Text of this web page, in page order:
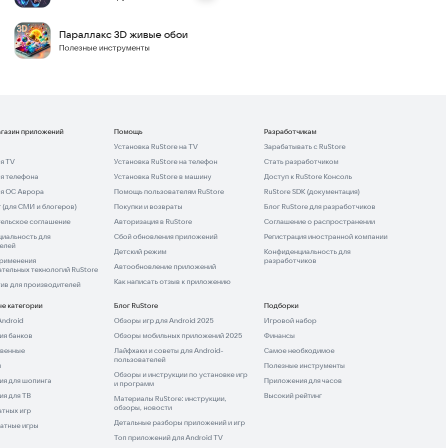
Параллакс 3D живые обои
Полезные инструменты
приложений
TV
телефона
ОС Аврора
(для СМИ и блогеров)
соглашение
для
технологий RuStore
для производителей
Помощь
Установка RuStore на TV
Установка RuStore на телефон
Установка RuStore в машину
Помощь пользователям RuStore
Покупки и возвраты
Авторизация в RuStore
Сбой обновления приложений
Детский режим
Автообновление приложений
Как написать отзыв к приложению
Разработчикам
Зарабатывать с RuStore
Стать разработчиком
Доступ к RuStore Консоль
RuStore SDK (документация)
Блог RuStore для разработчиков
Соглашение о распространении
Регистрация иностранной компании
Конфиденциальность для
разработчиков
категории
банков
для шопинга
для ТВ
игр
игры
Блог RuStore
Обзоры игр для Android 2025
Обзоры мобильных приложений 2025
Лайфхаки и советы для Android-
пользователей
Обзоры и инструкции по установке игр
и программ
Материалы RuStore: инструкции,
обзоры, новости
Детальные разборы приложений и игр
Топ приложений для Android TV
Подборки
Игровой набор
Финансы
Самое необходимое
Полезные инструменты
Приложения для часов
Высокий рейтинг